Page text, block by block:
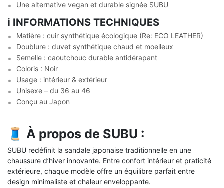
Une alternative vegan et durable signée SUBU
ℹ️ INFORMATIONS TECHNIQUES
Matière : cuir synthétique écologique (Re: ECO LEATHER)
Doublure : duvet synthétique chaud et moelleux
Semelle : caoutchouc durable antidérapant
Coloris : Noir
Usage : intérieur & extérieur
Unisexe – du 36 au 46
Conçu au Japon
🧵 À propos de SUBU :
SUBU redéfinit la sandale japonaise traditionnelle en une
chaussure d’hiver innovante. Entre confort intérieur et praticité
extérieure, chaque modèle offre un équilibre parfait entre
design minimaliste et chaleur enveloppante.